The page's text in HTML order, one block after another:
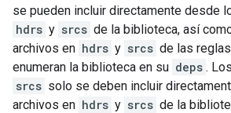
se pueden incluir directamente desde
hdrs y srcs de la biblioteca, así
archivos en hdrs y srcs de las
enumeran la biblioteca en su deps .
srcs solo se deben incluir
archivos en hdrs y srcs de la